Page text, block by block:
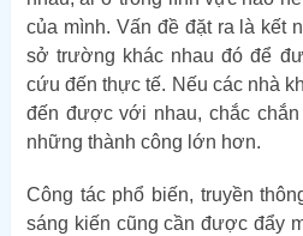
của mình. Vấn đề đặt ra là kết
sở trường khác nhau đó để
cứu đến thực tế. Nếu các nhà
đến được với nhau, chắc
những thành công lớn hơn.
Công tác phổ biến, truyền
sáng kiến cũng cần được đẩy